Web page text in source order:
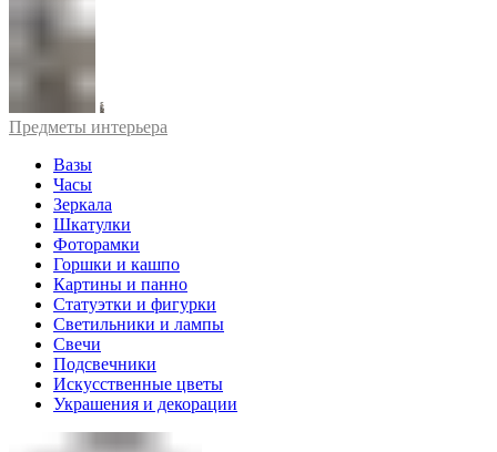
Предметы интерьера
Вазы
Часы
Зеркала
Шкатулки
Фоторамки
Горшки и кашпо
Картины и панно
Статуэтки и фигурки
Светильники и лампы
Свечи
Подсвечники
Искусственные цветы
Украшения и декорации